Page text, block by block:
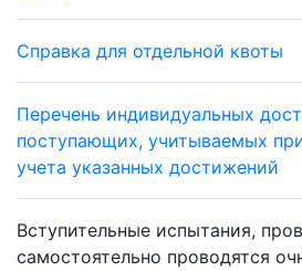
Справка для отдельной квоты
Перечень индивидуальных
поступающих, учитываемых
учета указанных достижений
Вступительные испытания,
самостоятельно проводятся